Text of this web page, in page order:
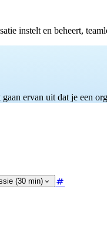
instelt en beheert,
ervan uit dat je een
(30 min)